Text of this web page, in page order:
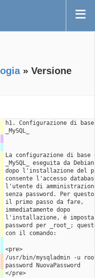
» Versione
h1. Configurazione di
_MySQL_
La configurazione di base
_MySQL_ eseguita da
dopo l'installazione del
consente l'accesso
l'utente di
senza password. Per
il primo passo da fare,
immediatamente dopo
l'installazione, è
password per _root_;
con il comando:
<pre>
/usr/bin/mysqladmin -u
password NuovaPassword
</pre>